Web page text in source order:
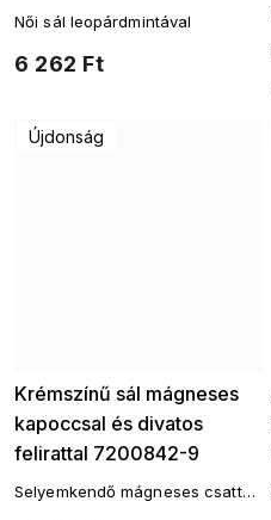
6 262 Ft
Női sál leopárdmintával
Újdonság
Krémszínű sál mágneses
kapoccsal és divatos
felirattal 7200842-9
Selyemkendő mágneses csattal